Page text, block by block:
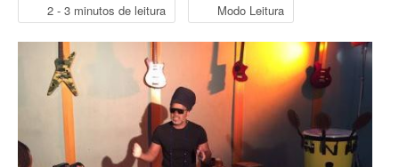
2 - 3 minutos de leitura Modo Leitura